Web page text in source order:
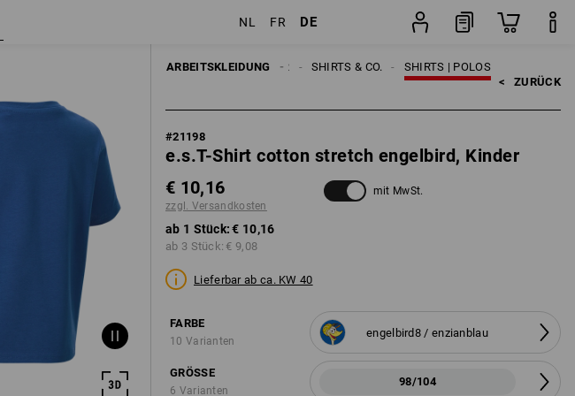
NL FR DE
ARBEITSKLEIDUNG SHIRTS | POLOS
SHIRTS & CO.
KINDER
< ZURÜCK
#21198
e.s.T-Shirt cotton stretch engelbird, Kinder
€ 10,16
zzgl. Versandkosten
mit MwSt.
ab 1 Stück: € 10,16
ab 3 Stück: € 9,08
Lieferbar ab ca. KW 40
FARBE
10 Varianten
engelbird8 / enzianblau
GRÖSSE
6 Varianten
98/104